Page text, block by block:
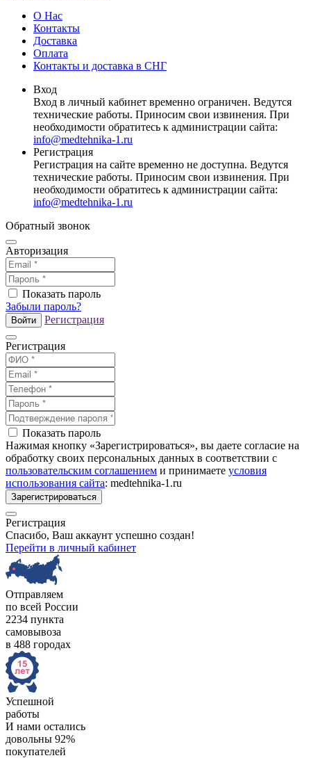
О Нас
Контакты
Доставка
Оплата
Контакты и доставка в СНГ
Вход
Вход в личный кабинет временно ограничен. Ведутся
технические работы. Приносим свои извинения. При
необходимости обратитесь к администрации сайта:
info@medtehnika-1.ru
Регистрация
Регистрация на сайте временно не доступна. Ведутся
технические работы. Приносим свои извинения. При
необходимости обратитесь к администрации сайта:
info@medtehnika-1.ru
Обратный звонок
Авторизация
Показать пароль
Забыли пароль?
Войти Регистрация
Регистрация
Показать пароль
Нажимая кнопку «Зарегистрироваться», вы даете согласие на
обработку своих персональных данных в соответствии с
пользовательским соглашением и принимаете условия
использования сайта: medtehnika-1.ru
Зарегистрироваться
Регистрация
Спасибо, Ваш аккаунт успешно создан!
Перейти в личный кабинет
Отправляем
по всей России
2234 пункта
самовывоза
в 488 городах
Успешной
работы
И нами остались
довольны 92%
покупателей